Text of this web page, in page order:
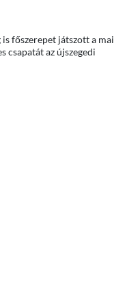
főszerepet játszott a mai
csapatát az újszegedi